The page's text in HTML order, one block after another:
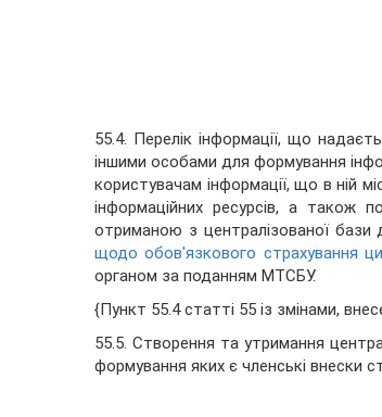
55.4. Перелік інформації, що
іншими особами для формування
користувачам інформації, що в ній
інформаційних ресурсів, а також
отриманою з централізованої бази
щодо обов'язкового страхування
органом за поданням МТСБУ.
{Пункт 55.4 статті 55 із змінами,
55.5. Створення та утримання
формування яких є членські внески